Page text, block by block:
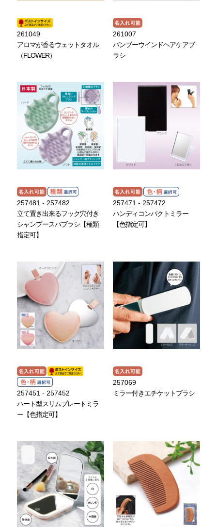
261049
アロマが香るウェットタオル
（FLOWER）
261007
バンブーウインドヘアケアブ
ラシ
257481 - 257482
立て置き出来るフック穴付き
シャンプースパブラシ【種類
指定可】
257471 - 257472
ハンディコンパクトミラー
【色指定可】
257451 - 257452
ハート型スリムプレートミラ
ー【色指定可】
257069
ミラー付きエチケットブラシ